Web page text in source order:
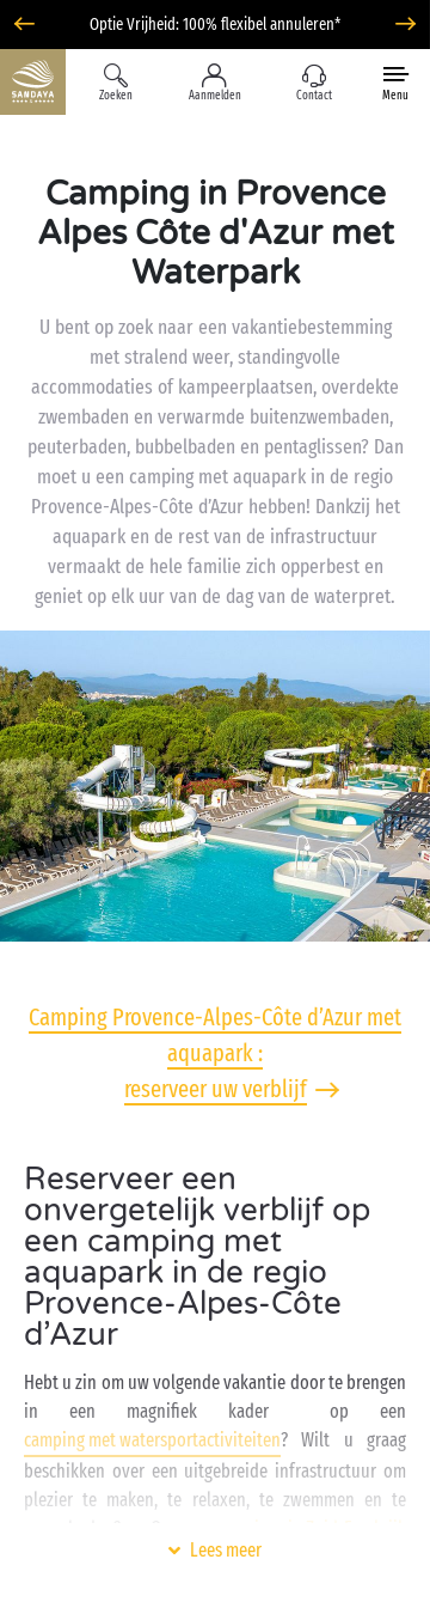
Optie Vrijheid: 100% flexibel annuleren*
Zoeken Aanmelden Contact Menu
Camping in Provence
Alpes Côte d'Azur met
Waterpark
U bent op zoek naar een vakantiebestemming
met stralend weer, standingvolle
accommodaties of kampeerplaatsen, overdekte
zwembaden en verwarmde buitenzwembaden,
peuterbaden, bubbelbaden en pentaglissen? Dan
moet u een camping met aquapark in de regio
Provence-Alpes-Côte d’Azur hebben! Dankzij het
aquapark en de rest van de infrastructuur
vermaakt de hele familie zich opperbest en
geniet op elk uur van de dag van de waterpret.
Camping Provence-Alpes-Côte d’Azur met
aquapark :
reserveer uw verblijf
Reserveer een
onvergetelijk verblijf op
een camping met
aquapark in de regio
Provence-Alpes-Côte
d’Azur
Hebt u zin om uw volgende vakantie door te brengen
in een magnifiek kader op een
camping met watersportactiviteiten? Wilt u graag
beschikken over een uitgebreide infrastructuur om
plezier te maken, te relaxen, te zwemmen en te
bieden u al deze mogelijkheden, en nog veel meer!
Lees meer